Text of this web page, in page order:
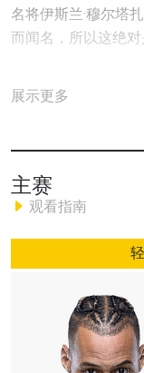
名将伊斯兰·穆尔塔
而闻名，所以这绝对
终赢家将得到挑战李
还是印度巨星瑞图·
令人垂涎的ONE原
良将首次亮相ONE
纳斯图西金和赛吉德
术传奇马库斯·阿尔
记得标记您的日历
Super App！
展示更多
主赛
观看指南